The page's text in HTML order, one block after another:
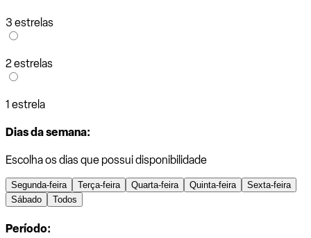
3 estrelas
2 estrelas
1 estrela
Dias da semana:
Escolha os dias que possui disponibilidade
Segunda-feira Terça-feira Quarta-feira Quinta-feira
Sexta-feira
Sábado
Todos
Período: